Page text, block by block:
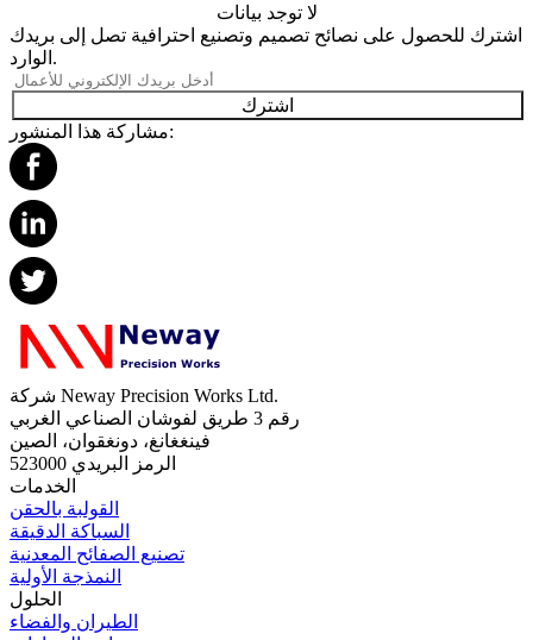
لا توجد بيانات
اشترك للحصول على نصائح تصميم وتصنيع احترافية تصل إلى بريدك
الوارد.
اشترك
مشاركة هذا المنشور:
شركة Neway Precision Works Ltd.
رقم 3 طريق لفوشان الصناعي الغربي
فينغغانغ، دونغقوان، الصين
الرمز البريدي 523000
الخدمات
القولبة بالحقن
السباكة الدقيقة
تصنيع الصفائح المعدنية
النمذجة الأولية
الحلول
الطيران والفضاء